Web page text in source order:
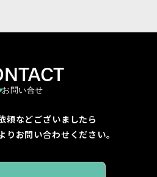
お問い合せ
頼などございましたら
りお問い合わせください。